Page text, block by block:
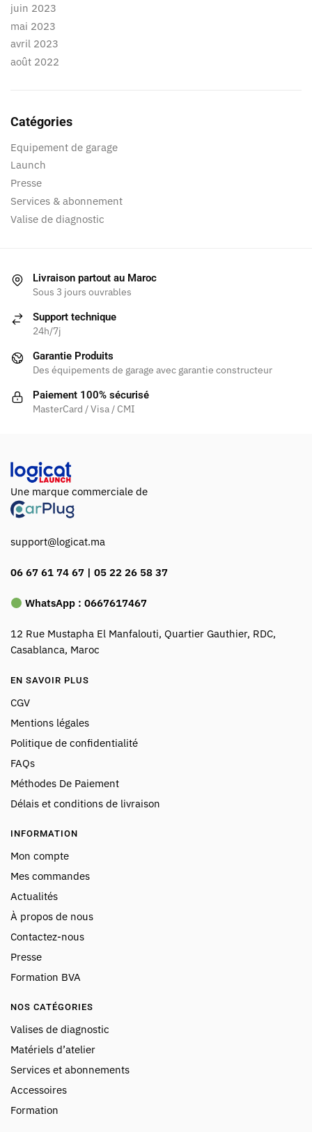
juin 2023
mai 2023
avril 2023
août 2022
Catégories
Equipement de garage
Launch
Presse
Services & abonnement
Valise de diagnostic
Livraison partout au Maroc
Sous 3 jours ouvrables
Support technique
24h/7j
Garantie Produits
Des équipements de garage avec garantie constructeur
Paiement 100% sécurisé
MasterCard / Visa / CMI
Une marque commerciale de
support@logicat.ma
06 67 61 74 67 | 05 22 26 58 37
WhatsApp : 0667617467
12 Rue Mustapha El Manfalouti, Quartier Gauthier, RDC,
Casablanca, Maroc
EN SAVOIR PLUS
CGV
Mentions légales
Politique de confidentialité
FAQs
Méthodes De Paiement
Délais et conditions de livraison
INFORMATION
Mon compte
Mes commandes
Actualités
À propos de nous
Contactez-nous
Presse
Formation BVA
NOS CATÉGORIES
Valises de diagnostic
Matériels d’atelier
Services et abonnements
Accessoires
Formation